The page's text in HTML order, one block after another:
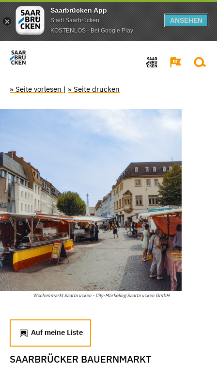
Saarbrücken App
Stadt Saarbrücken
KOSTENLOS - Bei Google Play
ANSEHEN
» Seite vorlesen | » Seite drucken
Wochenmarkt Saarbrücken - City-Marketing Saarbrücken GmbH
Auf meine Liste
SAARBRÜCKER BAUERNMARKT